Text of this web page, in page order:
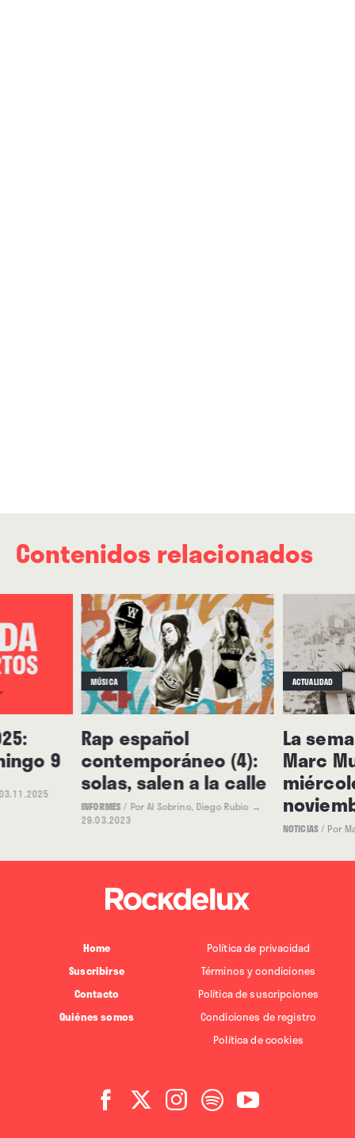
Contenidos relacionados
9
MÚSICA
Rap español
contemporáneo (4):
solas, salen a la calle
INFORMES / Por Al Sobrino, Diego Rubio →
29.03.2023
ACTUALIDAD
La
Marc
NOTICIAS/ Por
Home
Suscribirse
Contacto
Quiénes somos
Política de privacidad
Términos y condiciones
Política de suscripciones
Condiciones de registro
Política de cookies